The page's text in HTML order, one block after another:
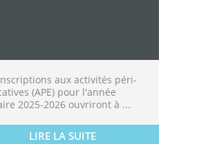
aux activités péri-
(APE) pour l'année
2025-2026 ouvriront à ...
LIRE LA SUITE